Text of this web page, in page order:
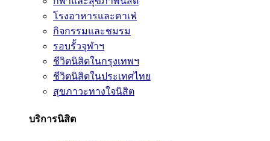
โรงอาหารและคาเฟ่
กิจกรรมและชมรม
รอบรั้วจุฬาฯ
ชีวิตนิสิตในกรุงเทพฯ
ชีวิตนิสิตในประเทศไทย
สุขภาวะทางใจนิสิต
บริการนิสิต